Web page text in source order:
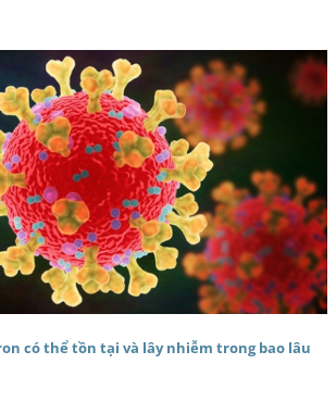
có thể tồn tại và lây nhiễm trong bao lâu